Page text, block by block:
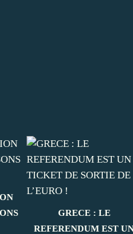
GRECE : LE
REFERENDUM EST